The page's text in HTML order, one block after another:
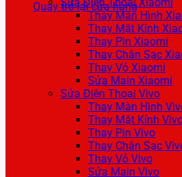
Quay trở lại cửa hàng
Thay Màn Hình
Thay Mặt Kính
Thay Pin Xiaomi
Thay Chân Sạc
Thay Vỏ Xiaomi
Sửa Main Xiaomi
Sửa Điện Thoại Vivo
Thay Màn Hình
Thay Mặt Kính
Thay Pin Vivo
Thay Chân Sạc
Thay Vỏ Vivo
Sửa Main Vivo